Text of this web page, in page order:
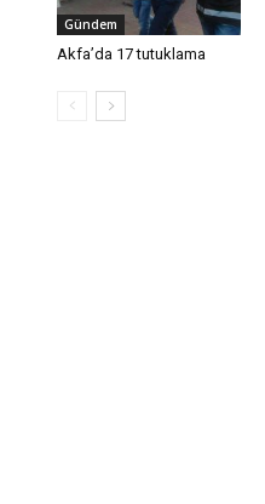
Gündem
​Akfa’da 17 tutuklama